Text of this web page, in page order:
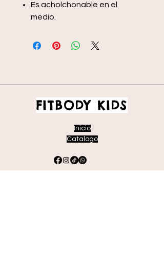
Es acholchonable en el
medio.
FITBODY KIDS
Inicio
Catalogo